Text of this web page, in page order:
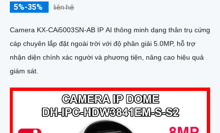
5%-35% liên hệ
Camera KX-CAi5003SN-AB IP AI thông minh dạng thân trụ cứng
cáp chuyên lắp đặt ngoài trời với độ phân giải 5.0MP, hỗ trợ
nhận diện chính xác người và phương tiện, nâng cao hiệu quả
giám sát.